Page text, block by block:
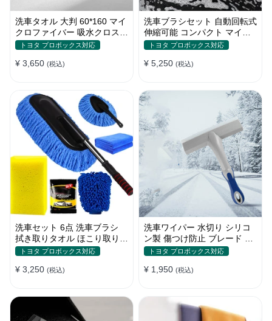
洗車タオル 大判 60*160 マイ
クロファイバー 吸水クロス
両面タイプ 拭き取り 汚れ落
トヨタ プロボックス対応
¥ 3,650 (税込)
洗車ブラシセット 自動回転式
伸縮可能 コンパクト マイク
ロファイバー 高圧洗浄
トヨタ プロボックス対応
¥ 5,250 (税込)
洗車セット 6点 洗車ブラシ
拭き取りタオル ほこり取りモ
ップ 傷防止 家事用
トヨタ プロボックス対応
¥ 3,250 (税込)
洗車ワイパー 水切り シリコ
ン製 傷つけ防止 ブレード 雪
スクレーパーツール
トヨタ プロボックス対応
¥ 1,950 (税込)